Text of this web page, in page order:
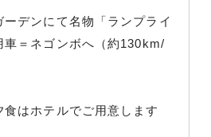
ーデンにて名物「ランプライ
車＝ネゴンボへ（約130km/
食はホテルでご用意します